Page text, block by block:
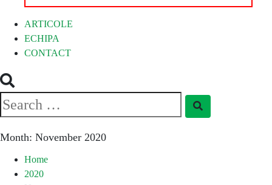
ARTICOLE
ECHIPA
CONTACT
Search
Search
Month: November 2020
Home
2020